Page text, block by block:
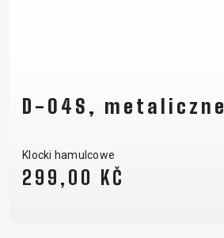
D-04S, metaliczne
Klocki hamulcowe
299,00 KČ